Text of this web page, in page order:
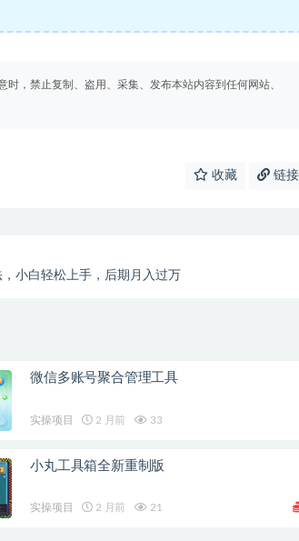
，禁止复制、盗用、采集、发布本站内容到任何网站、
收藏 链接
小白轻松上手，后期月入过万
微信多账号聚合管理工具
实操项目 2 月前 33
小丸工具箱全新重制版
实操项目 2 月前 21